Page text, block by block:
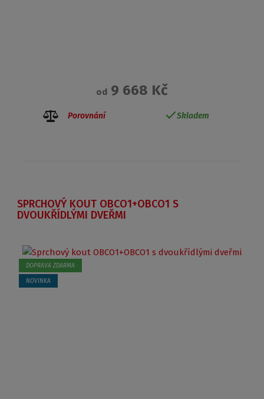
od 9 668 Kč
Porovnání Skladem
SPRCHOVÝ KOUT OBCO1+OBCO1 S
DVOUKŘÍDLÝMI DVEŘMI
DOPRAVA ZDARMA
NOVINKA